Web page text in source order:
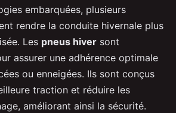
embarquées, plusieurs
rendre la conduite hivernale plus
Les pneus hiver sont
assurer une adhérence optimale
ou enneigées. Ils sont conçus
traction et réduire les
améliorant ainsi la sécurité.